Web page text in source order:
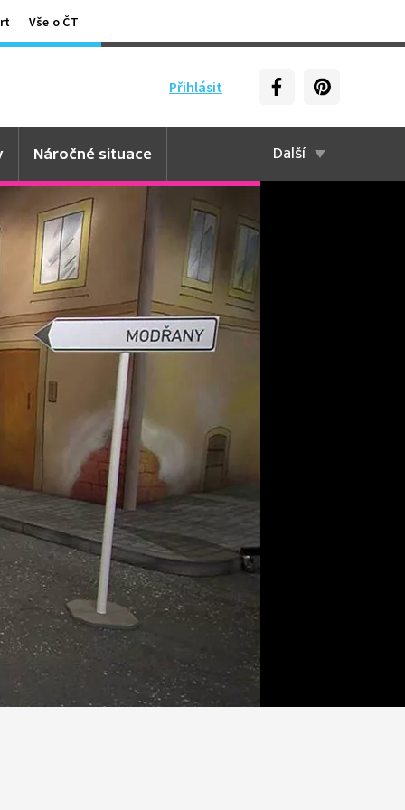
Vše o ČT
Přihlásit
Náročné situace Další